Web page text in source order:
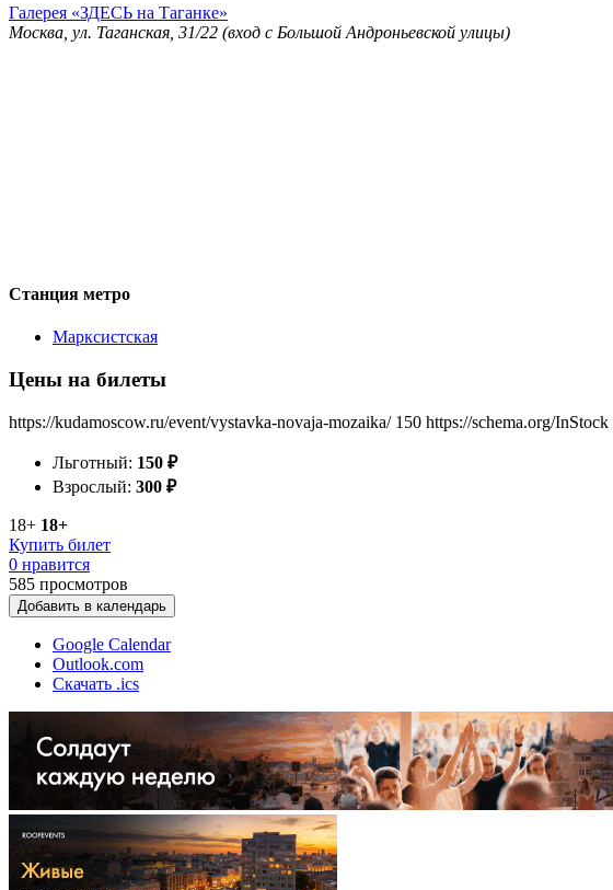
Галерея «ЗДЕСЬ на Таганке»
Москва, ул. Таганская, 31/22 (вход с Большой Андроньевской улицы)
Станция метро
Марксистская
Цены на билеты
https://kudamoscow.ru/event/vystavka-novaja-mozaika/ 150 https://schema.org/InStock
Льготный: 150 ₽
Взрослый: 300 ₽
18+ 18+
Купить билет
0 нравится
585 просмотров
Добавить в календарь
Google Calendar
Outlook.com
Скачать .ics